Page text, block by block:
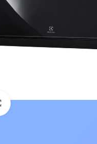
Нажмите, чтобы